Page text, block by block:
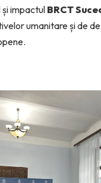
impactul BRCT
umanitare și de